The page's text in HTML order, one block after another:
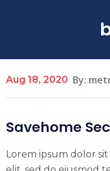
Aug 18, 2020 By:
Savehome
Lorem ipsum dolor